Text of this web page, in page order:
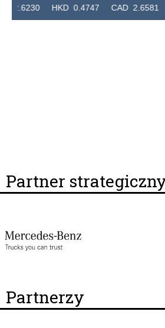
HKD 0.4747 CAD 2.6581
Partner
Partnerzy